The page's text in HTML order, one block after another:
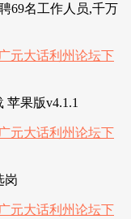
69名工作人员,千万
苹果版v4.1.1
岗